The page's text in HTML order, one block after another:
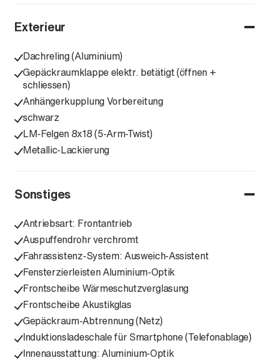
Exterieur
Dachreling (Aluminium)
Gepäckraumklappe elektr. betätigt (öffnen +
schliessen)
Anhängerkupplung Vorbereitung
schwarz
LM-Felgen 8x18 (5-Arm-Twist)
Metallic-Lackierung
Sonstiges
Antriebsart: Frontantrieb
Auspuffendrohr verchromt
Fahrassistenz-System: Ausweich-Assistent
Fensterzierleisten Aluminium-Optik
Frontscheibe Wärmeschutzverglasung
Frontscheibe Akustikglas
Gepäckraum-Abtrennung (Netz)
Induktionsladeschale für Smartphone (Telefonablage)
Innenausstattung: Aluminium-Optik